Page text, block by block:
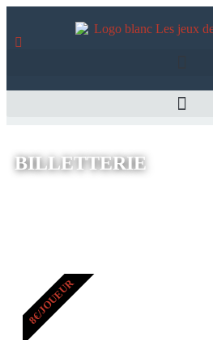
BILLETTERIE
8€/JOUEUR